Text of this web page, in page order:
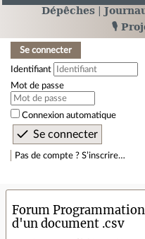
Dépêches
🎙️
Se connecter
Identifiant
Mot de passe
Connexion automatique
Pas de compte ? S’inscrire…
Forum
d'un document .csv